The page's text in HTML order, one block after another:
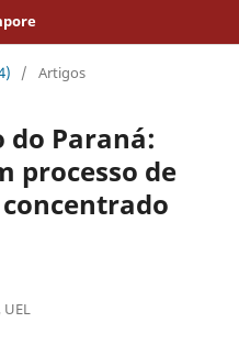
/ Artigos
Paraná:
processo de